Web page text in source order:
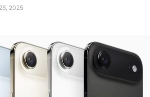
2025